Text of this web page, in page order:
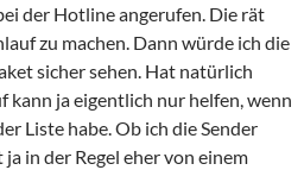
der Hotline angerufen. Die rät
zu machen. Dann würde ich die
sicher sehen. Hat natürlich
kann ja eigentlich nur helfen, wenn
Liste habe. Ob ich die Sender
in der Regel eher von einem